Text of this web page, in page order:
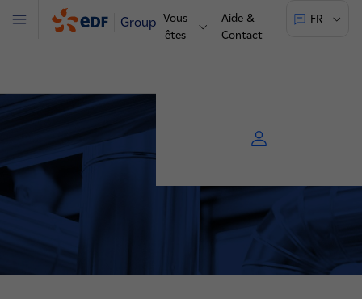
Groupe Vous
êtes
Aide &
Contact
FR
Menu